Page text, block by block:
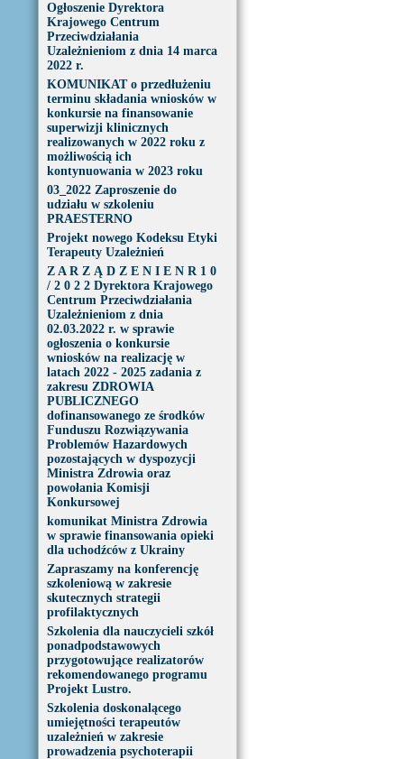
Ogłoszenie Dyrektora
Krajowego Centrum
Przeciwdziałania
Uzależnieniom z dnia 14 marca
2022 r.
KOMUNIKAT o przedłużeniu
terminu składania wniosków w
konkursie na finansowanie
superwizji klinicznych
realizowanych w 2022 roku z
możliwością ich
kontynuowania w 2023 roku
03_2022 Zaproszenie do
udziału w szkoleniu
PRAESTERNO
Projekt nowego Kodeksu Etyki
Terapeuty Uzależnień
Z A R Z Ą D Z E N I E N R 1 0
/ 2 0 2 2 Dyrektora Krajowego
Centrum Przeciwdziałania
Uzależnieniom z dnia
02.03.2022 r. w sprawie
ogłoszenia o konkursie
wniosków na realizację w
latach 2022 - 2025 zadania z
zakresu ZDROWIA
PUBLICZNEGO
dofinansowanego ze środków
Funduszu Rozwiązywania
Problemów Hazardowych
pozostających w dyspozycji
Ministra Zdrowia oraz
powołania Komisji
Konkursowej
komunikat Ministra Zdrowia
w sprawie finansowania opieki
dla uchodźców z Ukrainy
Zapraszamy na konferencję
szkoleniową w zakresie
skutecznych strategii
profilaktycznych
Szkolenia dla nauczycieli szkół
ponadpodstawowych
przygotowujące realizatorów
rekomendowanego programu
Projekt Lustro.
Szkolenia doskonalącego
umiejętności terapeutów
uzależnień w zakresie
prowadzenia psychoterapii